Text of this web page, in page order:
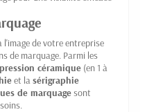
l'image de votre entreprise
de marquage. Parmi les
céramique (en 1 à
et la sérigraphie
de marquage sont